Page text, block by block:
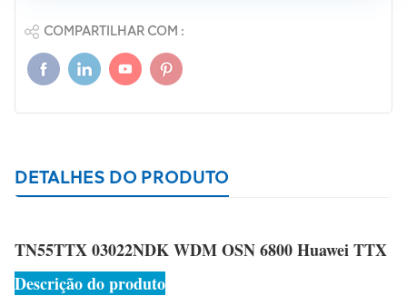
COMPARTILHAR COM :
DETALHES DO PRODUTO
TN55TTX 03022NDK WDM OSN 6800 Huawei TTX
Descrição do produto